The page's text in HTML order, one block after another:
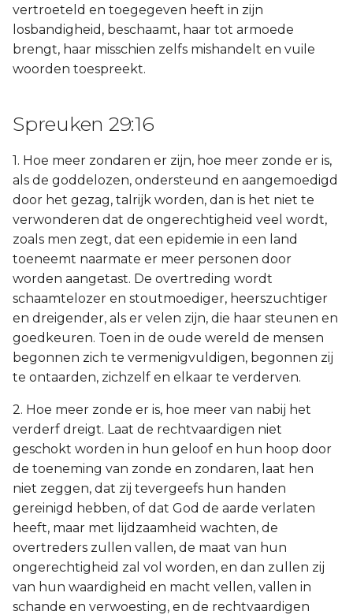
vertroeteld en toegegeven heeft in zijn
losbandigheid, beschaamt, haar tot armoede
brengt, haar misschien zelfs mishandelt en vuile
woorden toespreekt.
Spreuken 29:16
1. Hoe meer zondaren er zijn, hoe meer zonde er is,
als de goddelozen, ondersteund en aangemoedigd
door het gezag, talrijk worden, dan is het niet te
verwonderen dat de ongerechtigheid veel wordt,
zoals men zegt, dat een epidemie in een land
toeneemt naarmate er meer personen door
worden aangetast. De overtreding wordt
schaamtelozer en stoutmoediger, heerszuchtiger
en dreigender, als er velen zijn, die haar steunen en
goedkeuren. Toen in de oude wereld de mensen
begonnen zich te vermenigvuldigen, begonnen zij
te ontaarden, zichzelf en elkaar te verderven.
2. Hoe meer zonde er is, hoe meer van nabij het
verderf dreigt. Laat de rechtvaardigen niet
geschokt worden in hun geloof en hun hoop door
de toeneming van zonde en zondaren, laat hen
niet zeggen, dat zij tevergeefs hun handen
gereinigd hebben, of dat God de aarde verlaten
heeft, maar met lijdzaamheid wachten, de
overtreders zullen vallen, de maat van hun
ongerechtigheid zal vol worden, en dan zullen zij
van hun waardigheid en macht vellen, vallen in
schande en verwoesting, en de rechtvaardigen